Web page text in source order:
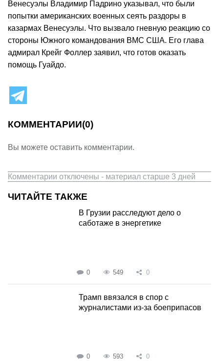
Венесуэлы Владимир Падрино указывал, что были
попытки американских военных сеять раздоры в
казармах Венесуэлы. Что вызвало гневную реакцию со
стороны Южного командования ВМС США. Его глава
адмирал Крейг Фоллер заявил, что готов оказать
помощь Гуайдо.
КОММЕНТАРИИ(0)
Вы можете оставить комментарии.
Комментарии отключены - материал старше 3 дней
ЧИТАЙТЕ ТАКЖЕ
В Грузии расследуют дело о
саботаже в энергетике
0 549 0
Трамп ввязался в спор с
журналистами из-за боеприпасов
0 593 0